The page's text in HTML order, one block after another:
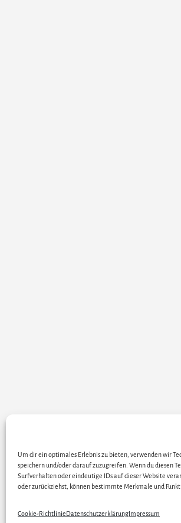
Um dir ein optimales Erlebnis zu bieten, verwenden wir
speichern und/oder darauf zuzugreifen. Wenn du diesen
Surfverhalten oder eindeutige IDs auf dieser Website
oder zurückziehst, können bestimmte Merkmale und
Cookie-RichtlinieDatenschutzerklärungImpressum
ALLE